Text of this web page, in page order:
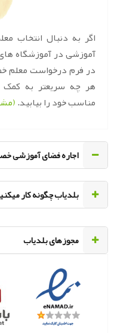
اگر به دنبال انتخاب
آموزشی در آموزشگاه
در فرم درخواست معلم
هر چه سریعتر به
مناسب خود را بیابید.
اجاره فضای آموزشی
‌بلدیاب چگونه کار
مجوزهای بلدیاب